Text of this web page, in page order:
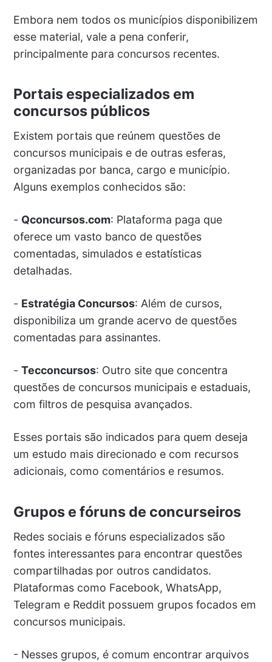
Embora nem todos os municípios disponibilizem
esse material, vale a pena conferir,
principalmente para concursos recentes.
Portais especializados em
concursos públicos
Existem portais que reúnem questões de
concursos municipais e de outras esferas,
organizadas por banca, cargo e município.
Alguns exemplos conhecidos são:
- Qconcursos.com: Plataforma paga que
oferece um vasto banco de questões
comentadas, simulados e estatísticas
detalhadas.
- Estratégia Concursos: Além de cursos,
disponibiliza um grande acervo de questões
comentadas para assinantes.
- Tecconcursos: Outro site que concentra
questões de concursos municipais e estaduais,
com filtros de pesquisa avançados.
Esses portais são indicados para quem deseja
um estudo mais direcionado e com recursos
adicionais, como comentários e resumos.
Grupos e fóruns de concurseiros
Redes sociais e fóruns especializados são
fontes interessantes para encontrar questões
compartilhadas por outros candidatos.
Plataformas como Facebook, WhatsApp,
Telegram e Reddit possuem grupos focados em
concursos municipais.
- Nesses grupos, é comum encontrar arquivos